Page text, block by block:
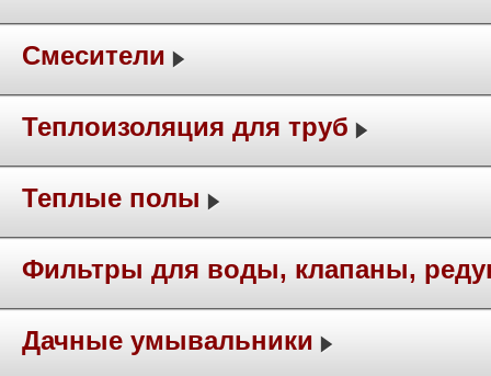
Смесители
Теплоизоляция для труб
Теплые полы
Фильтры для воды, клапаны,
Дачные умывальники